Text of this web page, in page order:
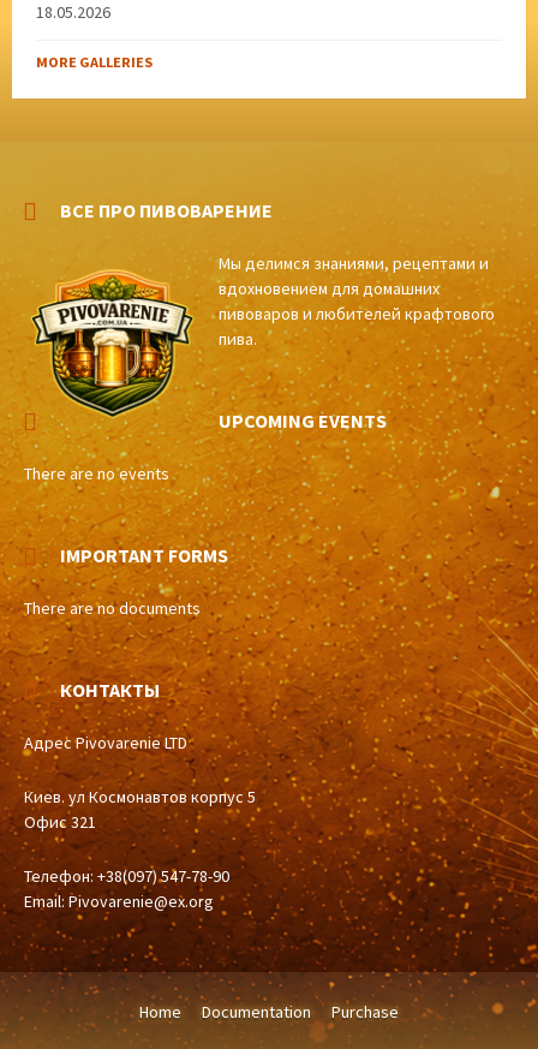
18.05.2026
MORE GALLERIES
ВСЕ ПРО ПИВОВАРЕНИЕ
Мы делимся знаниями, рецептами и
вдохновением для домашних
пивоваров и любителей крафтового
пива.
UPCOMING EVENTS
There are no events
IMPORTANT FORMS
There are no documents
КОНТАКТЫ
Адрес Pivovarenie LTD
Киев. ул Космонавтов корпус 5
Офис 321
Телефон: +38(097) 547-78-90
Email: Pivovarenie@ex.org
Home Documentation Purchase